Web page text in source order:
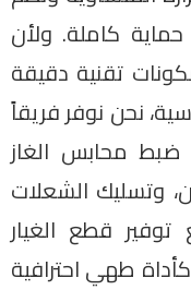
كاملة. ولأن
تقنية دقيقة
نحن نوفر فريقاً
محابس الغاز
وتسليك الشعلات
توفير قطع الغيار
طهي احترافية